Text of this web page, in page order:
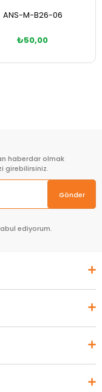
ANS-M-B26-06
₺50,00
haberdar olmak
girebilirsiniz.
Gönder
ediyorum.